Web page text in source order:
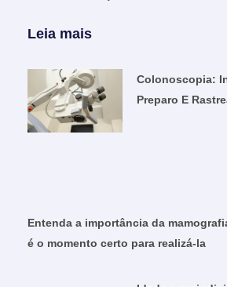
Leia mais
Colonoscopia:
Preparo E
Entenda a importância da
é o momento certo para realizá-la